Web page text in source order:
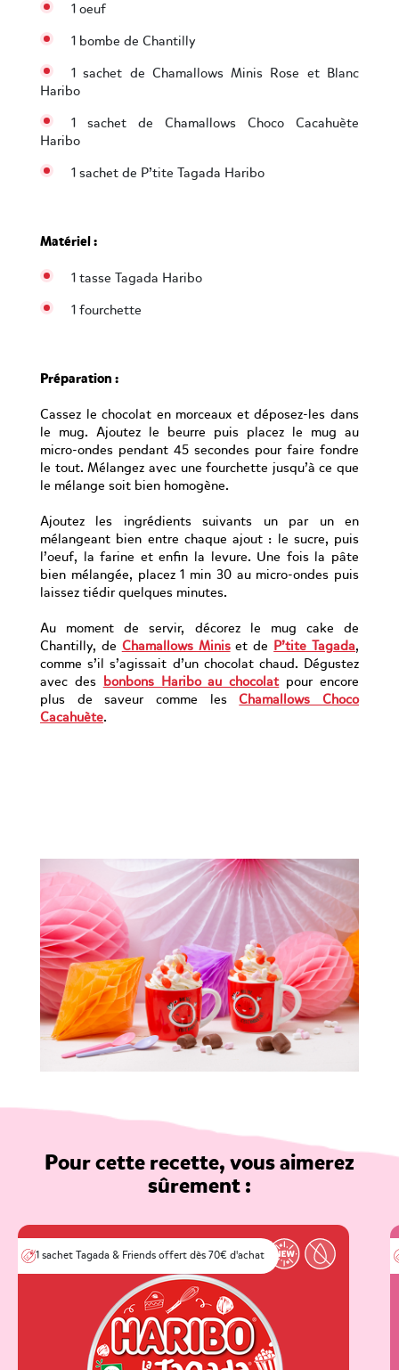
1 oeuf
1 bombe de Chantilly
1 sachet de Chamallows Minis Rose et Blanc
Haribo
1 sachet de Chamallows Choco Cacahuète
Haribo
1 sachet de P’tite Tagada Haribo
Matériel :
1 tasse Tagada Haribo
1 fourchette
Préparation :
Cassez le chocolat en morceaux et déposez-les dans
le mug. Ajoutez le beurre puis placez le mug au
micro-ondes pendant 45 secondes pour faire fondre
le tout. Mélangez avec une fourchette jusqu’à ce que
le mélange soit bien homogène.
Ajoutez les ingrédients suivants un par un en
mélangeant bien entre chaque ajout : le sucre, puis
l’oeuf, la farine et enfin la levure. Une fois la pâte
bien mélangée, placez 1 min 30 au micro-ondes puis
laissez tiédir quelques minutes.
Au moment de servir, décorez le mug cake de
Chantilly, de Chamallows Miniset de P’tite Tagada,
comme s’il s’agissait d’un chocolat chaud. Dégustez
avec des bonbons Haribo au chocolatpour encore
plus de saveur comme lesChamallows Choco
Cacahuète.
Pour cette recette, vous aimerez
sûrement :
1 sachet Tagada & Friends offert dès 70€ d'achat